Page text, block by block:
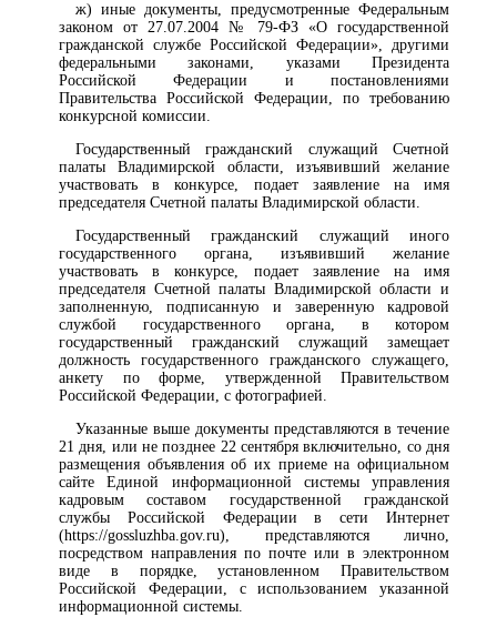
ж) иные документы, предусмотренные Федеральным
законом от 27.07.2004 № 79-ФЗ «О государственной
гражданской службе Российской Федерации», другими
федеральными законами, указами Президента
Российской Федерации и постановлениями
Правительства Российской Федерации, по требованию
конкурсной комиссии.
Государственный гражданский служащий Счетной
палаты Владимирской области, изъявивший желание
участвовать в конкурсе, подает заявление на имя
председателя Счетной палаты Владимирской области.
Государственный гражданский служащий иного
государственного органа, изъявивший желание
участвовать в конкурсе, подает заявление на имя
председателя Счетной палаты Владимирской области и
заполненную, подписанную и заверенную кадровой
службой государственного органа, в котором
государственный гражданский служащий замещает
должность государственного гражданского служащего,
анкету по форме, утвержденной Правительством
Российской Федерации, с фотографией.
Указанные выше документы представляются в течение
21 дня, или не позднее 22 сентября включительно, со дня
размещения объявления об их приеме на официальном
сайте Единой информационной системы управления
кадровым составом государственной гражданской
службы Российской Федерации в сети Интернет
(https://gossluzhba.gov.ru), представляются лично,
посредством направления по почте или в электронном
виде в порядке, установленном Правительством
Российской Федерации, с использованием указанной
информационной системы.